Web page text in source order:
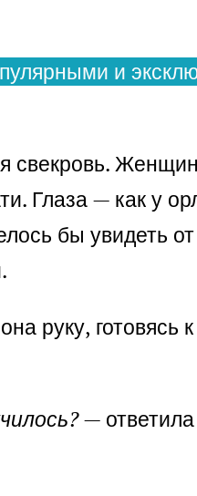
и
Глаза — как у
бы увидеть
руку,
—